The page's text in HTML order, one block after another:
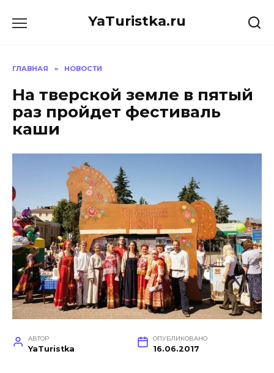
YaTuristka.ru
ГЛАВНАЯ » НОВОСТИ
На тверской земле в пятый
раз пройдет фестиваль
каши
АВТОР
YaTuristka
ОПУБЛИКОВАНО
16.06.2017